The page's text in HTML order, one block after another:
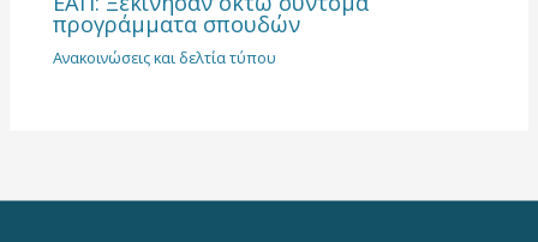
προγράμματα σπουδών
Ανακοινώσεις και δελτία τύπου